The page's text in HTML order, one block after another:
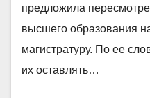
предложила
высшего образования
магистратуру. По ее
их оставлять…